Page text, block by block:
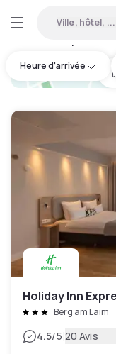
Ville, hôtel, ...
Heure d'arrivée
Holiday Inn
Berg am Laim
4.5/5|20 Avis